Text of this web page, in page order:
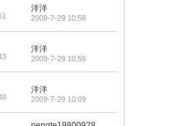
洋洋
2009-7-29 10:58
洋洋
2009-7-29 10:56
洋洋
2009-7-29 10:09